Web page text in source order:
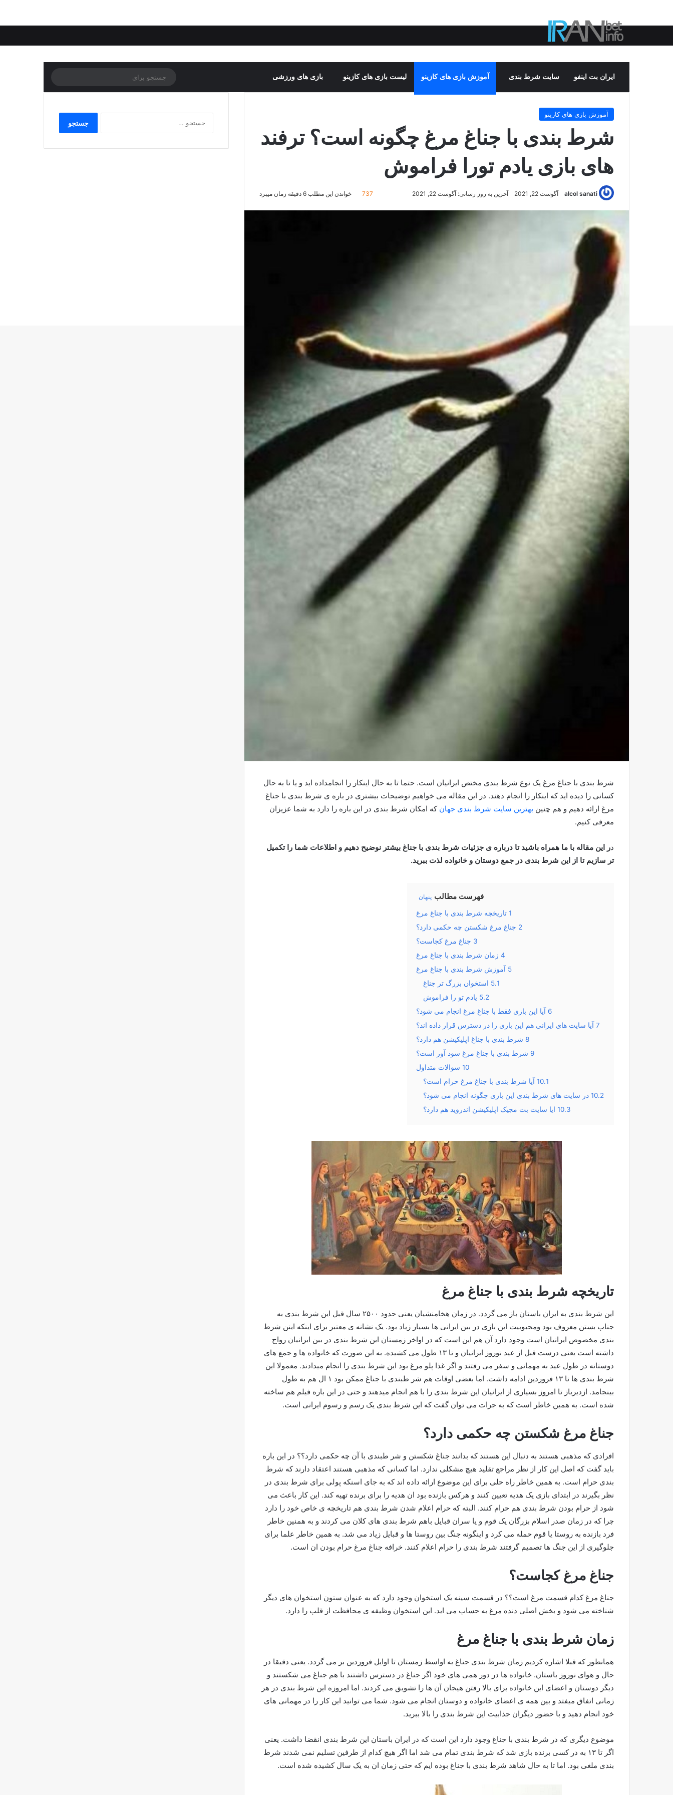
ایران بت اینفو سایت شرط بندی آموزش بازی های کازینو لیست بازی های کازینو بازی های ورزشی
برای
آموزش بازی های کازینو
شرط بندی با جناغ مرغ چگونه است؟ ترفند
های بازی یادم تورا فراموش
alcol sanati آگوست 22, 2021 آخرین به روز رسانی: آگوست 22, 2021 737 خواندن این مطلب 6 دقیقه زمان میبرد
شرط بندی با جناغ مرغ یک نوع شرط بندی مختص ایرانیان است. حتما تا به حال اینکار را انجامداده اید و یا تا به حال
کسانی را دیده اید که اینکار را انجام دهند. در این مقاله می خواهیم توضیحات بیشتری در باره ی شرط بندی با جناغ
مرغ ارائه دهیم و هم چنین بهترین سایت شرط بندی جهان که امکان شرط بندی در این باره را دارد به شما عزیزان
معرفی کنیم.
در این مقاله با ما همراه باشید تا درباره ی جزئیات شرط بندی با جناغ بیشتر نوضیح دهیم و اطلاعات شما را تکمیل
تر سازیم تا از این شرط بندی در جمع دوستان و خانواده لذت ببرید.
فهرست مطالب پنهان
1 تاریخچه شرط بندی با جناغ مرغ
2 جناغ مرغ شکستن چه حکمی دارد؟
3 جناغ مرغ کجاست؟
4 زمان شرط بندی با جناغ مرغ
5 آموزش شرط بندی با جناغ مرغ
5.1 استخوان بزرگ تر جناغ
5.2 یادم تو را فراموش
6 آیا این بازی فقط با جناغ مرغ انجام می شود؟
7 آیا سایت های ایرانی هم این بازی را در دسترس قرار داده اند؟
8 شرط بندی با جناغ اپلیکیشن هم دارد؟
9 شرط بندی با جناغ مرغ سود آور است؟
10 سوالات متداول
10.1 آیا شرط بندی با جناغ مرغ حرام است؟
10.2 در سایت های شرط بندی این بازی چگونه انجام می شود؟
10.3 ایا سایت بت مجیک اپلیکیشن اندروید هم دارد؟
تاریخچه شرط بندی با جناغ مرغ
این شرط بندی به ایران باستان باز می گردد. در زمان هخامنشیان یعنی حدود ۲۵۰۰ سال قبل این شرط بندی به
جناب بستن معروف بود ومحبوبیت این بازی در بین ایرانی ها بسیار زیاد بود. یک نشانه ی معتبر برای اینکه اینن شرط
بندی مخصوص ایرانیان است وجود دارد آن هم این است که در اواخر زمستان این شرط بندی در بین ایرانیان رواج
داشته است یعنی درست قبل از عید نوروز ایرانیان و تا ‍۱۳ طول می کشیده. به این صورت که خانواده ها و جمع های
دوستانه در طول عید به مهمانی و سفر می رفتند و اگر غذا پلو مرغ بود این شرط بندی را انجام میدادند. معمولا این
شرط بندی ها تا ۱۳ فروردین ادامه داشت. اما بعضی اوقات هم شر طبندی با جناغ ممکن بود ۱ ال هم به طول
بینجامد. ازدیرباز تا امروز بسیاری از ایرانیان این شرط بندی را با هم انجام میدهند و حتی در این باره فیلم هم ساخته
شده است. به همین خاطر است که به جرات می توان گفت که این شرط بندی یک رسم و رسوم ایرانی است.
جناغ مرغ شکستن چه حکمی دارد؟
افرادی که مذهبی هستند به دنبال این هستند که بدانند جناغ شکستن و شر طبندی با آن چه حکمی دارد؟؟ در این باره
باید گفت که اصل این کار از نظر مراجع تقلید هیچ مشکلی ندارد. اما کسانی که مذهبی هستند اعتقاد دارند که شرط
بندی حرام است. به همین خاطر راه حلی برای این موضوع ارائه داده اند که به جای اسنکه پولی برای شرط بندی در
نظر بگیرند در ابتدای بازی یک هدیه تعیین کنند و هرکس بازنده بود ان هدیه را برای برنده تهیه کند. این کار باعث می
شود از حرام بودن شرط بندی هم حرام کنند. البته که حرام اعلام شدن شرط بندی هم تاریخچه ی خاص خود را دارد
چرا که در زمان صدر اسلام بزرگان یک قوم و یا سران قبایل باهم شرط بندی های کلان می کردند و به همنین خاطر
فرد بازنده به روستا یا قوم حمله می کرد و اینگونه جنگ بین روستا ها و قبایل زیاد می شد. به همین خاطر علما برای
جلوگیری از این جنگ ها تصمیم گرفتند شرط بندی را حرام اعلام کنند. خرافه جناغ مرغ حرام بودن ان است.
جناغ مرغ کجاست؟
جناغ مرغ کدام قسمت مرغ است؟؟ در قسمت سینه یک استخوان وجود دارد که به عنوان ستون استخوان های دیگر
شناخته می شود و بخش اصلی دنده مرغ به حساب می اید. این استخوان وظیفه ی محافظت از قلب را دارد.
زمان شرط بندی با جناغ مرغ
همانطور که قبلا اشاره کردیم زمان شرط بندی جناغ به اواسط زمستان تا اوایل فروردین بر می گردد. یعنی دقیقا در
حال و هوای نوروز باستان. خانواده ها در دور همی های خود اگر جناغ در دسترس داشتند با هم جناغ می شکستند و
دیگر دوستان و اعضای این خانواده برای بالا رفتن هیجان آن ها را تشویق می کردند. اما امروزه این شرط بندی در هر
زمانی اتفاق میفتد و بین همه ی اعضای خانواده و دوستان انجام می شود. شما می توانید این کار را در مهمانی های
خود انجام دهید و با حضور دیگران جذابیت این شرط بندی را بالا ببرید.
موضوع دیگری که در شرط بندی با جناغ وجود دارد این است که در ایران باستان این شرط بندی انقضا داشت. یعنی
اگر تا ۱۳ به در کسی برنده بازی شد که شرط بندی تمام می شد اما اگر هیچ کدام از طرفین تسلیم نمی شدند شرط
بندی ملغی بود. اما تا به حال شاهد شرط بندی با جناغ بوده ایم که حتی زمان ان به یک سال کشیده شده است.
برای: